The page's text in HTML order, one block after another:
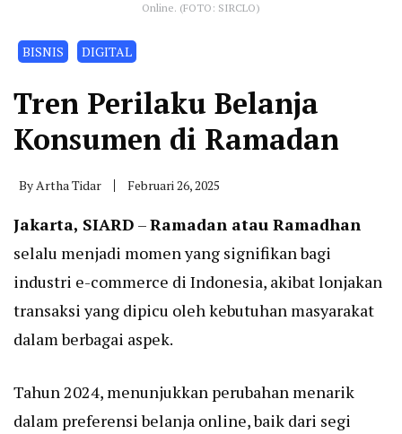
Online. (FOTO: SIRCLO)
BISNIS DIGITAL
Tren Perilaku Belanja
Konsumen di Ramadan
ByArtha Tidar Februari 26, 2025
Jakarta, SIARD –Ramadan atau Ramadhan
selalu menjadi momen yang signifikan bagi
industri e-commerce di Indonesia, akibat lonjakan
transaksi yang dipicu oleh kebutuhan masyarakat
dalam berbagai aspek.
Tahun 2024, menunjukkan perubahan menarik
dalam preferensi belanja online, baik dari segi